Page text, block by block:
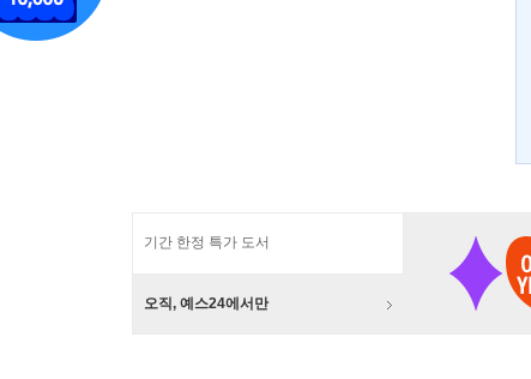
기간 한정 특가 도서
오직, 예스24에서만